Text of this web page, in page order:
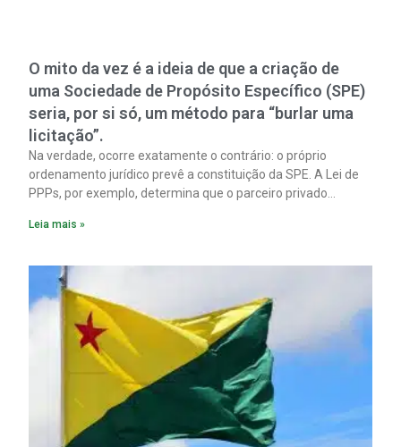
O mito da vez é a ideia de que a criação de
uma Sociedade de Propósito Específico (SPE)
seria, por si só, um método para “burlar uma
licitação”.
Na verdade, ocorre exatamente o contrário: o próprio
ordenamento jurídico prevê a constituição da SPE. A Lei de
PPPs, por exemplo, determina que o parceiro privado
empreendimento. Ou seja, a suposta “fraude à licitação” é
figura é facultativa e sujeita a uma escolha racional de
projeto a projeto.
Leia mais »